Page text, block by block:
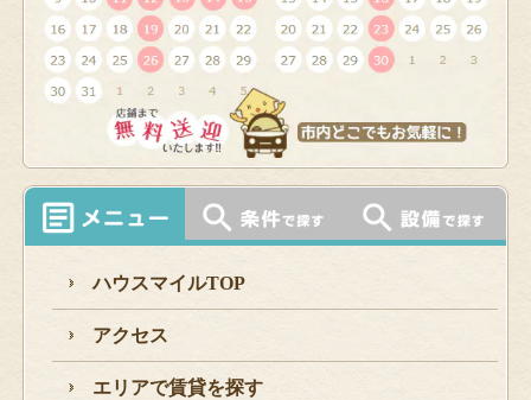
ハウスマイルTOP
アクセス
エリアで賃貸を探す